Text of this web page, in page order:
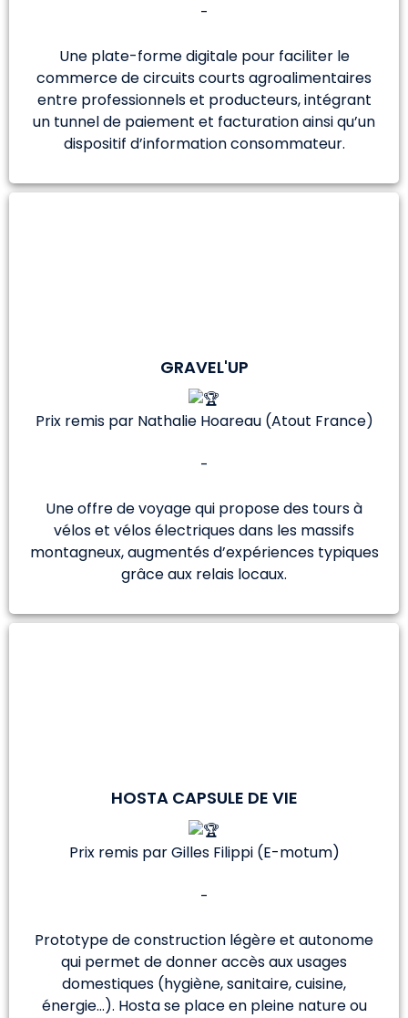
-
Une plate-forme digitale pour faciliter le
commerce de circuits courts agroalimentaires
entre professionnels et producteurs, intégrant
un tunnel de paiement et facturation ainsi qu’un
dispositif d’information consommateur.
GRAVEL'UP
Prix remis par Nathalie Hoareau (Atout France)
-
Une offre de voyage qui propose des tours à
vélos et vélos électriques dans les massifs
montagneux, augmentés d’expériences typiques
grâce aux relais locaux.
HOSTA CAPSULE DE VIE
Prix remis par Gilles Filippi (E-motum)
-
Prototype de construction légère et autonome
qui permet de donner accès aux usages
domestiques (hygiène, sanitaire, cuisine,
énergie…). Hosta se place en pleine nature ou